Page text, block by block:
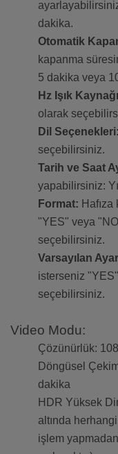
dakika.
Otomatik
kapanma
5 dakika veya
Hz Işık
olarak
Dil Seçenekleri:
seçebilirsiniz.
Tarih ve Saat
yapabilirsiniz:
Format:
"YES" veya
seçebilirsiniz.
Varsayılan
isterseniz
seçebilirsiniz.
Video Modu:
Çözünürlük:
Döngüsel
dakika
HDR Yüksek
altında
işlem